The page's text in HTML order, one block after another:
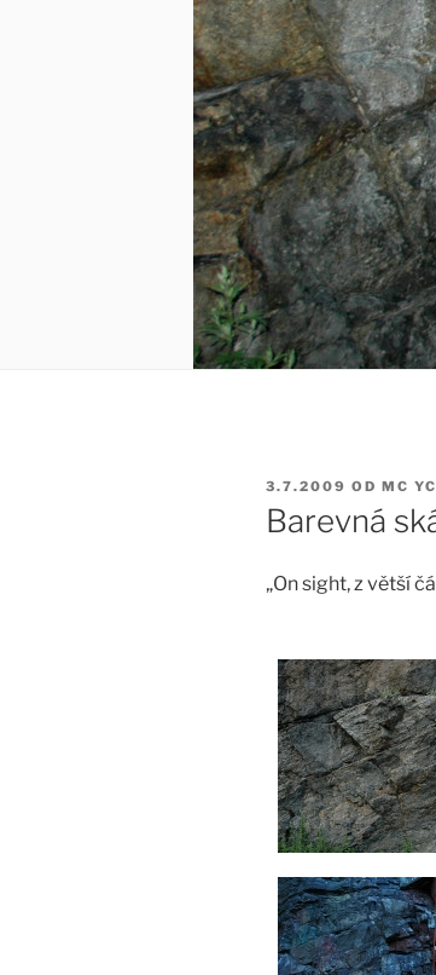
PUBLIKOVÁNO
3.7.2009 OD MC
Barevná
„On sight, z větší